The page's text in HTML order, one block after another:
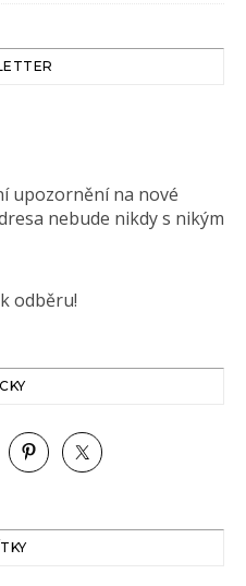
upozornění na nové
nebude nikdy s nikým